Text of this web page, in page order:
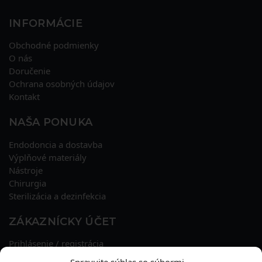
INFORMÁCIE
Obchodné podmienky
O nás
Doručenie
Ochrana osobných údajov
Kontakt
NAŠA PONUKA
Endodoncia a dostavba
Výplňové materiály
Nástroje
Chirurgia
Sterilizácia a dezinfekcia
ZÁKAZNÍCKY ÚČET
Prihlásenie / registrácia